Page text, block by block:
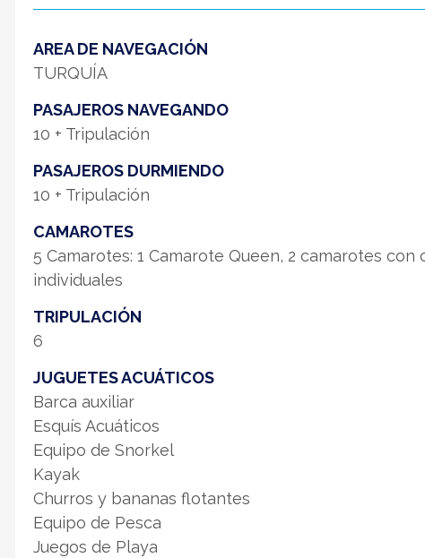
AREA DE NAVEGACIÓN
TURQUÍA
PASAJEROS NAVEGANDO
10 + Tripulación
PASAJEROS DURMIENDO
10 + Tripulación
CAMAROTES
5 Camarotes: 1 Camarote Queen, 2 camarotes
individuales
TRIPULACIÓN
6
JUGUETES ACUÁTICOS
Barca auxiliar
Esquís Acuáticos
Equipo de Snorkel
Kayak
Churros y bananas flotantes
Equipo de Pesca
Juegos de Playa